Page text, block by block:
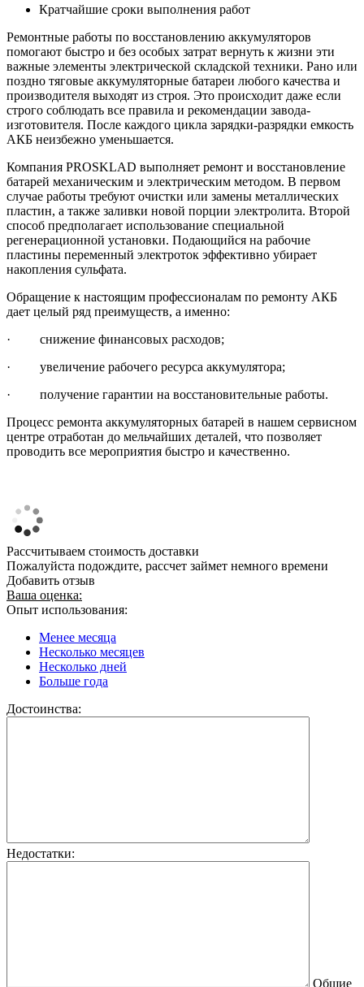
Кратчайшие сроки выполнения работ
Ремонтные работы по восстановлению аккумуляторов
помогают быстро и без особых затрат вернуть к жизни эти
важные элементы электрической складской техники. Рано или
поздно тяговые аккумуляторные батареи любого качества и
производителя выходят из строя. Это происходит даже если
строго соблюдать все правила и рекомендации завода-
изготовителя. После каждого цикла зарядки-разрядки емкость
АКБ неизбежно уменьшается.
Компания PROSKLAD выполняет ремонт и восстановление
батарей механическим и электрическим методом. В первом
случае работы требуют очистки или замены металлических
пластин, а также заливки новой порции электролита. Второй
способ предполагает использование специальной
регенерационной установки. Подающийся на рабочие
пластины переменный электроток эффективно убирает
накопления сульфата.
Обращение к настоящим профессионалам по ремонту АКБ
дает целый ряд преимуществ, а именно:
· снижение финансовых расходов;
· увеличение рабочего ресурса аккумулятора;
· получение гарантии на восстановительные работы.
Процесс ремонта аккумуляторных батарей в нашем сервисном
центре отработан до мельчайших деталей, что позволяет
проводить все мероприятия быстро и качественно.
Рассчитываем стоимость доставки
Пожалуйста подождите, рассчет займет немного времени
Добавить отзыв
Ваша оценка:
Опыт использования:
Менее месяца
Несколько месяцев
Несколько дней
Больше года
Достоинства:
Недостатки:
Общие